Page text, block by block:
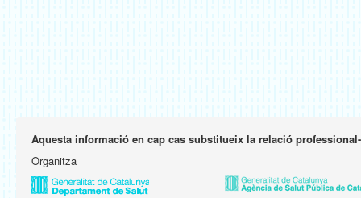
Aquesta informació en cap cas substitueix la relació
Organitza